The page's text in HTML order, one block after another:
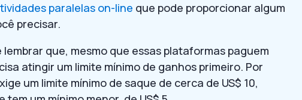
paralelas on-line que pode proporcionar algum
precisar.
que, mesmo que essas plataformas paguem
atingir um limite mínimo de ganhos primeiro. Por
um limite mínimo de saque de cerca de US$ 10,